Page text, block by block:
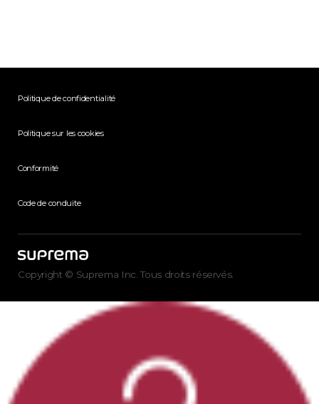
Politique de confidentialité
Politique sur les cookies
Conformité
Code de conduite
Copyright © Suprema Inc. Tous droits réservés.